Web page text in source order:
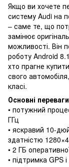
Якщо ви хочете
систему Audi на
– саме те, що
замінює
можливості. Він
роботу Android
хто прагне
свого
класі.
Основні
• потужний
ГГц
• яскравий 10-
здатністю
• 2 ГБ
• підтримка GPS